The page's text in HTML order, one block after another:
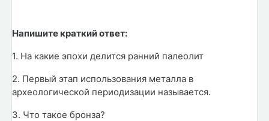
Напишите краткий ответ:
1. На какие эпохи делится ранний палеолит
2. Первый этап использования металла в
археологической периодизации называется.
3. Что такое бронза?